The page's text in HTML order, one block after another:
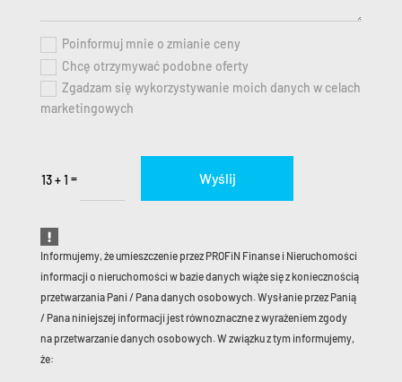
Poinformuj mnie o zmianie ceny
Chcę otrzymywać podobne oferty
Zgadzam się wykorzystywanie moich danych w celach
marketingowych
13 + 1 = Wyślij
Informujemy, że umieszczenie przez PROFiN Finanse i Nieruchomości
informacji o nieruchomości w bazie danych wiąże się z koniecznością
przetwarzania Pani / Pana danych osobowych. Wysłanie przez Panią
/ Pana niniejszej informacji jest równoznaczne z wyrażeniem zgody
na przetwarzanie danych osobowych. W związku z tym informujemy,
że: